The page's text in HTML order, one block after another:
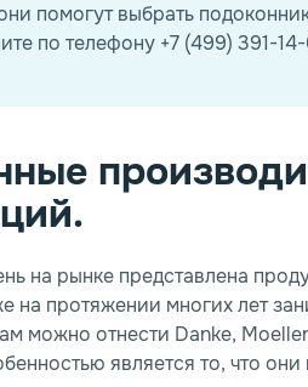
помогут выбрать
по телефону +7 (499) 391-
на рынке представлена
на протяжении многих лет
можно отнести Danke,
является то, что
Номер
Номер